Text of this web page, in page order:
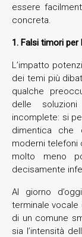
essere
concreta.
1. Falsi timori per
L’impatto
dei temi più
qualche
delle
incomplete: si
dimentica che
moderni telefoni
molto meno
decisamente
Al giorno
terminale
di un comune
sia l’intensità